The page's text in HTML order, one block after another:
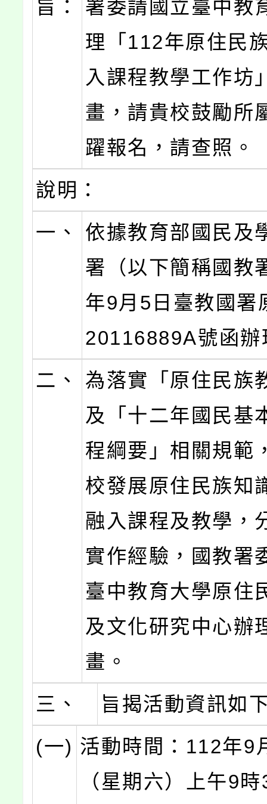
旨：
署委請國立臺中教
理「112年原住民
入課程教學工作坊
畫，請貴校鼓勵所
躍報名，請查照。
說明：
一、
依據教育部國民及
署（以下簡稱國教
年9月5日臺教國署
20116889A號函辦
二、
為落實「原住民族
及「十二年國民基
程綱要」相關規範
校發展原住民族知
融入課程及教學，
實作經驗，國教署
臺中教育大學原住
及文化研究中心辦
畫。
三、
旨揭活動資訊如
(一) 活動時間：112年9
（星期六）上午9